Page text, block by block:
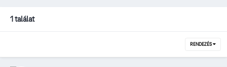
1 találat
RENDEZÉS